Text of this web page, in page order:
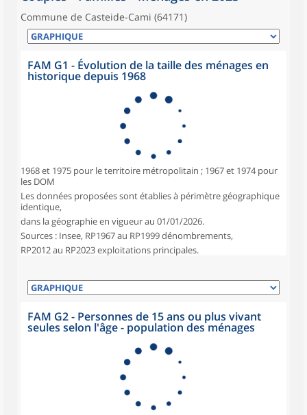
Commune de Casteide-Cami (64171)
FAM G1 - Évolution de la taille des ménages en
historique depuis 1968
1968 et 1975 pour le territoire métropolitain ; 1967 et 1974 pour
les DOM
Les données proposées sont établies à périmètre géographique
identique,
dans la géographie en vigueur au 01/01/2026.
Sources : Insee, RP1967 au RP1999 dénombrements,
RP2012 au RP2023 exploitations principales.
FAM G2 - Personnes de 15 ans ou plus vivant
seules selon l'âge - population des ménages